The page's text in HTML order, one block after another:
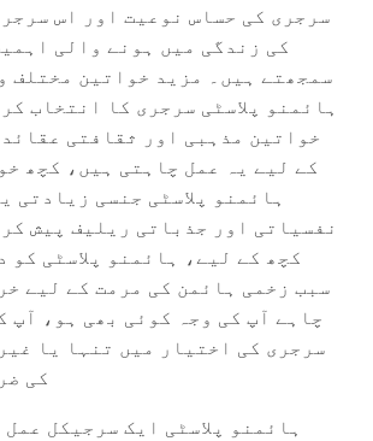
سرجری کی حساس نوعیت اور اس
کی زندگی میں ہونے والی
سمجھتے ہیں۔ مزید خواتین مختلف
ہائمنو پلاسٹی سرجری کا انتخاب
خواتین مذہبی اور ثقافتی
کے لیے یہ عمل چاہتی ہیں، کچھ
ہائمنو پلاسٹی جنسی زیادتی
نفسیاتی اور جذباتی ریلیف پیش
کچھ کے لیے، ہائمنو پلاسٹی کو
سبب زخمی ہائمن کی مرمت کے لیے
چاہے آپ کی وجہ کوئی بھی ہو، آپ
سرجری کی اختیار میں تنہا یا
کی
ہائمنو پلاسٹی ایک سرجیکل